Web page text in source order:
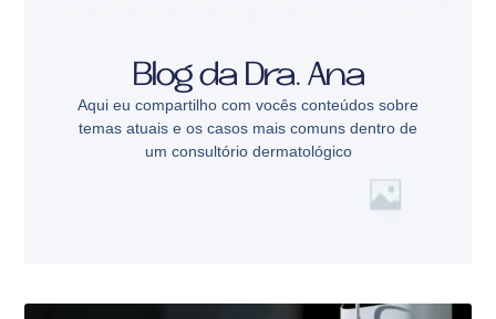
Blog da Dra. Ana
Aqui eu compartilho com vocês conteúdos sobre
temas atuais e os casos mais comuns dentro de
um consultório dermatológico